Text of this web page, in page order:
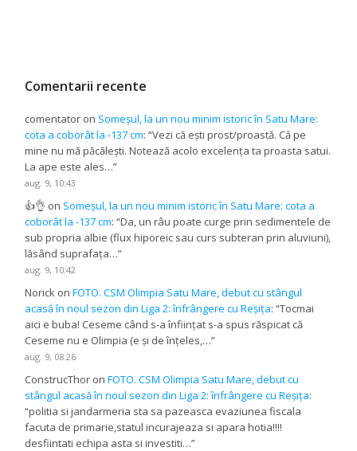
Comentarii recente
comentator on Someșul, la un nou minim istoric în Satu Mare:
cota a coborât la -137 cm: “Vezi că ești prost/proastă. Că pe
mine nu mă păcălești. Notează acolo excelența ta proasta satui.
La ape este ales…”
aug. 9, 10:43
👍👌 on Someșul, la un nou minim istoric în Satu Mare: cota a
coborât la -137 cm: “Da, un râu poate curge prin sedimentele de
sub propria albie (flux hiporeic sau curs subteran prin aluviuni),
lăsând suprafața…”
aug. 9, 10:42
Norick onFOTO. CSM Olimpia Satu Mare, debut cu stângul
acasă în noul sezon din Liga 2: înfrângere cu Reșița: “Tocmai
aici e buba! Ceseme când s-a înființat s-a spus răspicat că
Ceseme nu e Olimpia (e și de înțeles,…”
aug. 9, 08:26
ConstrucThor onFOTO. CSM Olimpia Satu Mare, debut cu
stângul acasă în noul sezon din Liga 2: înfrângere cu Reșița:
“politia si jandarmeria sta sa pazeasca evaziunea fiscala
facuta de primarie,statul incurajeaza si apara hotia!!!!
desfiintati echipa asta si investiti…”